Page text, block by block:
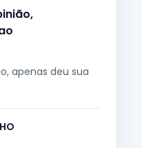
apenas deu sua